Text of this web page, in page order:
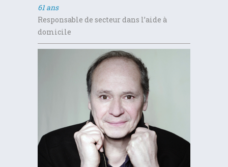
61 ans
Responsable de secteur dans l’aide à
domicile